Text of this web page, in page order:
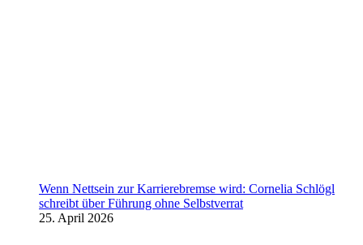
Wenn Nettsein zur Karrierebremse wird: Cornelia Schlögl
schreibt über Führung ohne Selbstverrat
25. April 2026